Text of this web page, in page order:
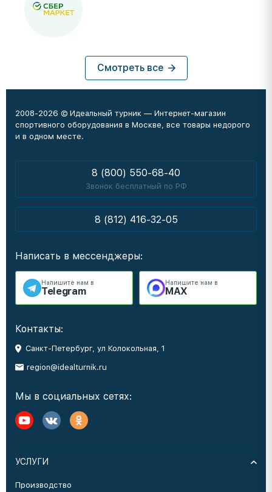
Смотреть все
2008-2026 © Идеальный турник — Интернет-магазин
спортивного оборудования в Москве, все товары недорого
и в одном месте.
8 (800) 550-68-40
Звонок бесплатный по РФ
8 (812) 416-32-05
Написать в мессенджеры:
Напишите нам в
Telegram
Напишите нам в
MAX
Контакты:
Санкт-Петербург, ул Колокольная, 1
region@idealturnik.ru
Мы в социальных сетях:
УСЛУГИ
Производство